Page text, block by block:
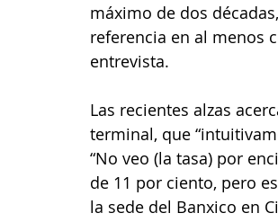
máximo de dos
referencia en al menos
entrevista.
Las recientes alzas
terminal, que
“No veo (la tasa) por
de 11 por ciento, pero
la sede del Banxico en